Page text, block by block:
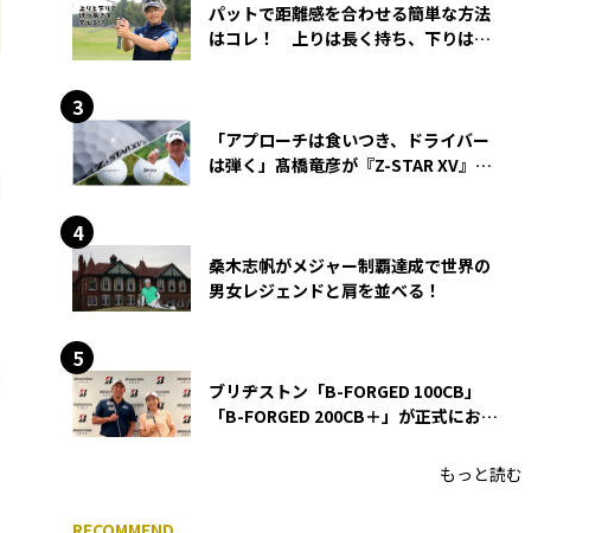
パットで距離感を合わせる簡単な方法
はコレ！ 上りは長く持ち、下りは短
「アプローチは食いつき、ドライバー
は弾く」髙橋竜彦が『Z-STAR XV』を
桑木志帆がメジャー制覇達成で世界の
男女レジェンドと肩を並べる！
ブリヂストン「B-FORGED 100CB」
「B-FORGED 200CB＋」が正式にお披
もっと読む